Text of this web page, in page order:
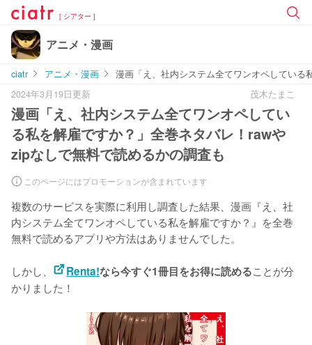
[ シアター ]
アニメ・漫画
ciatr アニメ・漫画
漫画「え、社内システム全てワンオペしている
2024年3月19日更新
茂木たまこ
漫画「え、社内システム全てワンオペしてい
る私を解雇ですか？」全巻ネタバレ！rawや
zipなしで無料で読めるかの調査も
このページにはプロモーションが含まれています
複数のサービスを実際に利用し調査した結果、漫画『え、社
内システム全てワンオペしている私を解雇ですか？』を全巻
無料で読めるアプリや方法はありませんでした。
しかし、 Renta!なら今すぐ1冊目をお得に読めることが分
かりました！